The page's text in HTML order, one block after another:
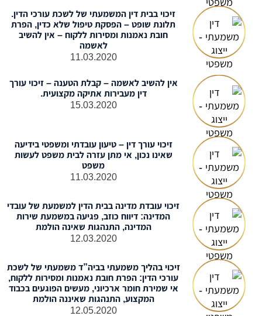
זיכוי בבית דין המשמעתי של לשכת עורכי הדין.
תלונת שופט – הפסקת טיפול שלא כדין, הפרת
חובת נאמנות ומסירות ללקוח – אין להשיב
לאשמה
11.03.2020
אין להשיב לאשמה – קבלת הטענה – זיכוי עורך
דין מעבירות אתיקה מקצועית.
15.03.2020
זיכוי עורך דין – טיעון עובדתי ומשפטי בידיעה
שאינו נכון, אי מתן עזרה לבית משפט לעשות
משפט
11.03.2020
זיכוי עובדת מדינה בבית הדין למשמעת של עובדי
המדינה: דיווח כוזב, פגיעה במשמעת שירות
המדינה, התנהגות שאינה הולמת
12.03.2020
זיכוי בהליך משמעתי בביה”ד משמעתי של לשכת
עורכי הדין: הפרת חובת נאמנות ומסירות ללקוח,
אי שמירת חומר ארכיוני, מעשים הפוגעים בכבוד
המקצוע, התנהגות שאיננה הולמת
12.05.2020